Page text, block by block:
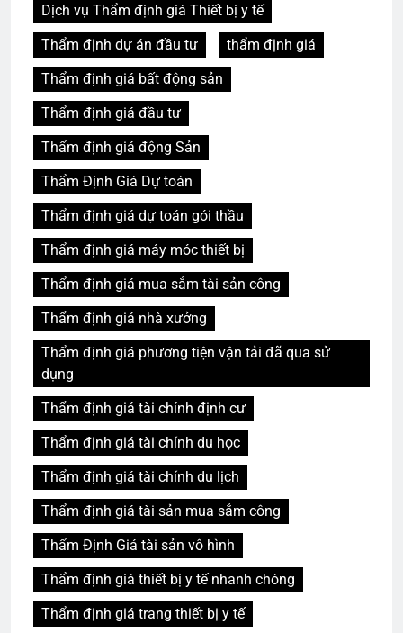
Dịch vụ Thẩm định giá Thiết bị y tế
Thẩm định dự án đầu tư
thẩm định giá
Thẩm định giá bất động sản
Thẩm định giá đầu tư
Thẩm định giá động Sản
Thẩm Định Giá Dự toán
Thẩm định giá dự toán gói thầu
Thẩm định giá máy móc thiết bị
Thẩm định giá mua sắm tài sản công
Thẩm định giá nhà xưởng
Thẩm định giá phương tiện vận tải đã qua sử
dụng
Thẩm định giá tài chính định cư
Thẩm định giá tài chính du học
Thẩm định giá tài chính du lịch
Thẩm định giá tài sản mua sắm công
Thẩm Định Giá tài sản vô hình
Thẩm định giá thiết bị y tế nhanh chóng
Thẩm định giá trang thiết bị y tế